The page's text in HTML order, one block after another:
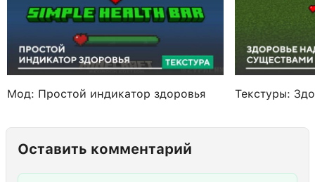
Мод: Простой индикатор здоровья Текстуры:
Оставить комментарий